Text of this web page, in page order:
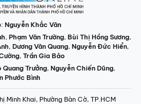
Nguyễn Khắc Văn
, Phạm Văn Trường, Bùi Thị Hồng Sương,
, Dương Văn Quang, Nguyễn Đức Hiển,
, Trần Gia Bảo
Quang Trưởng, Nguyễn Chiến Dũng,
Phước Bình
Khai, Phường Bàn Cờ, TP.HCM